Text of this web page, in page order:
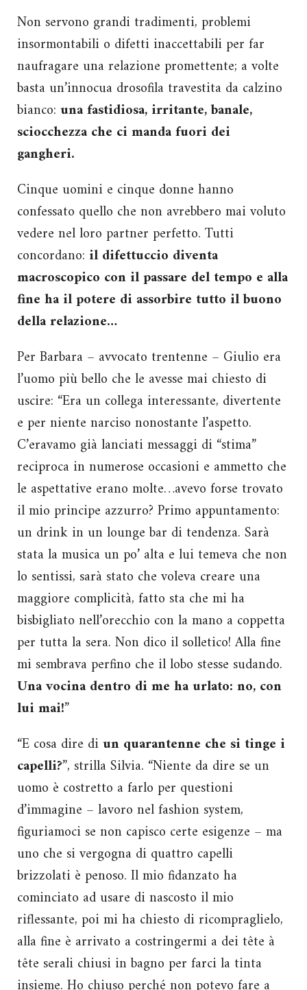
Non servono grandi tradimenti, problemi
insormontabili o difetti inaccettabili per far
naufragare una relazione promettente; a volte
basta un’innocua drosofila travestita da calzino
bianco: una fastidiosa, irritante, banale,
sciocchezza che ci manda fuori dei
gangheri.
Cinque uomini e cinque donne hanno
confessato quello che non avrebbero mai voluto
vedere nel loro partner perfetto. Tutti
concordano: il difettuccio diventa
macroscopico con il passare del tempo e alla
fine ha il potere di assorbire tutto il buono
della relazione…
Per Barbara – avvocato trentenne – Giulio era
l’uomo più bello che le avesse mai chiesto di
uscire: “Era un collega interessante, divertente
e per niente narciso nonostante l’aspetto.
C’eravamo già lanciati messaggi di “stima”
reciproca in numerose occasioni e ammetto che
le aspettative erano molte…avevo forse trovato
il mio principe azzurro? Primo appuntamento:
un drink in un lounge bar di tendenza. Sarà
stata la musica un po’ alta e lui temeva che non
lo sentissi, sarà stato che voleva creare una
maggiore complicità, fatto sta che mi ha
bisbigliato nell’orecchio con la mano a coppetta
per tutta la sera. Non dico il solletico! Alla fine
mi sembrava perfino che il lobo stesse sudando.
Una vocina dentro di me ha urlato: no, con
lui mai!”
“E cosa dire diun quarantenne che si tinge i
capelli?”, strilla Silvia. “Niente da dire se un
uomo è costretto a farlo per questioni
d’immagine – lavoro nel fashion system,
figuriamoci se non capisco certe esigenze – ma
uno che si vergogna di quattro capelli
brizzolati è penoso. Il mio fidanzato ha
cominciato ad usare di nascosto il mio
riflessante, poi mi ha chiesto di ricompraglielo,
alla fine è arrivato a costringermi a dei tête à
tête serali chiusi in bagno per farci la tinta